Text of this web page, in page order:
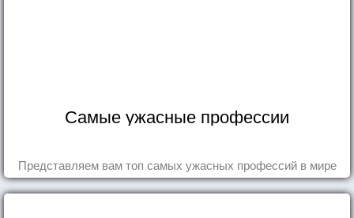
Самые ужасные профессии
Представляем вам топ самых ужасных профессий в мире